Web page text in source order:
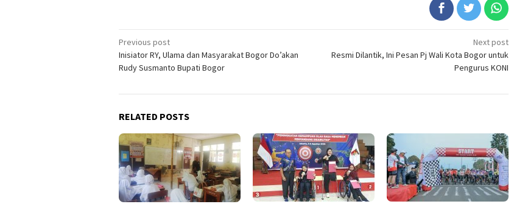
Post
navigation
Previous post
Inisiator RY, Ulama dan Masyarakat Bogor Do’akan
Rudy Susmanto Bupati Bogor
Next post
Resmi Dilantik, Ini Pesan Pj Wali Kota Bogor untuk
Pengurus KONI
RELATED POSTS